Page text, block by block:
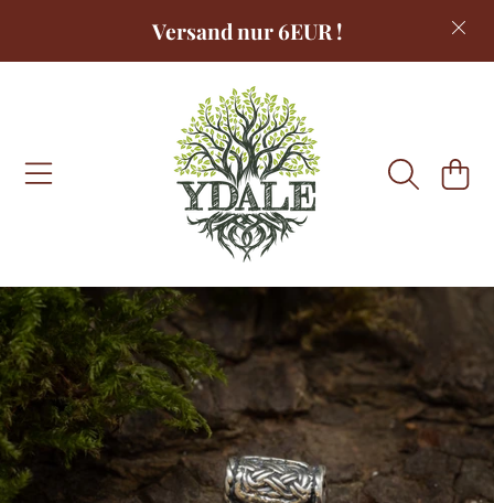
DIREKT ZUM INHALTVersand nur 6EUR !
DIREKT ZU DEN PRODUKTINFORMATIONEN